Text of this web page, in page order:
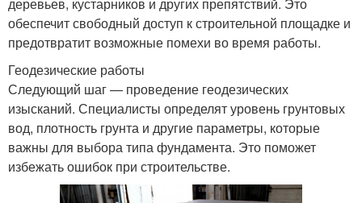
обеспечит свободный доступ к строительной площадке и
предотвратит возможные помехи во время работы.
Геодезические работы
Следующий шаг — проведение геодезических
изысканий. Специалисты определят уровень грунтовых
вод, плотность грунта и другие параметры, которые
важны для выбора типа фундамента. Это поможет
избежать ошибок при строительстве.